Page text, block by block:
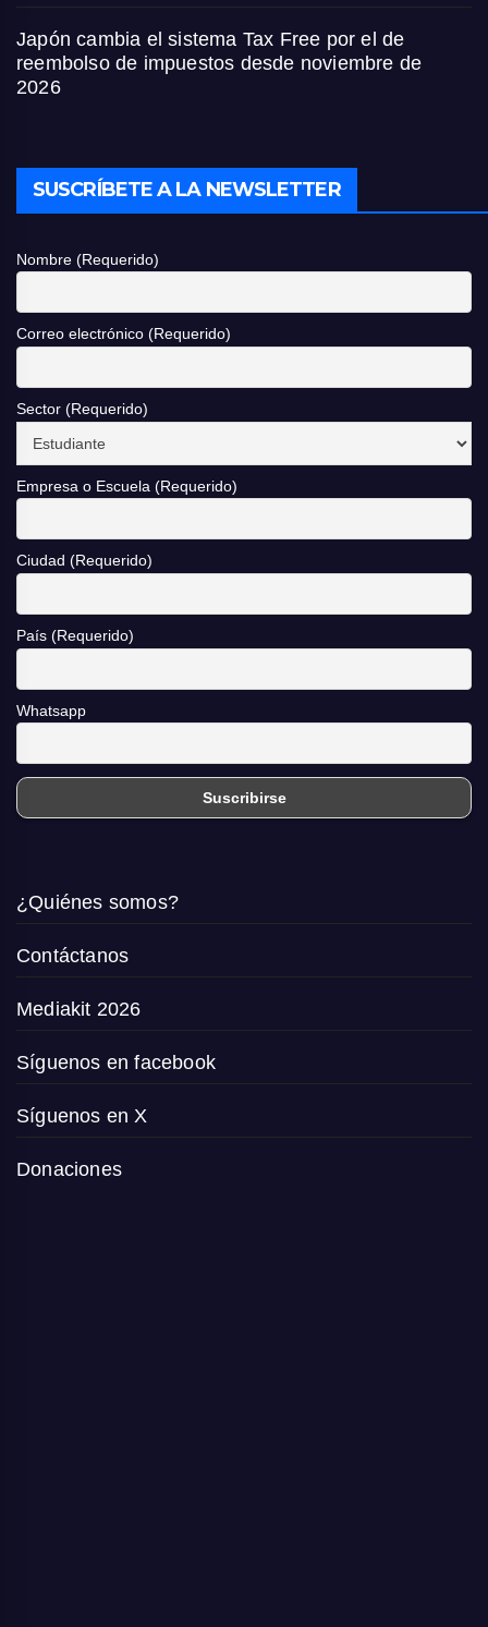
Japón cambia el sistema Tax Free por el de
reembolso de impuestos desde noviembre de
2026
SUSCRÍBETE A LA NEWSLETTER
Nombre (Requerido)
Correo electrónico (Requerido)
Sector (Requerido)
Empresa o Escuela (Requerido)
Ciudad (Requerido)
País (Requerido)
Whatsapp
¿Quiénes somos?
Contáctanos
Mediakit 2026
Síguenos en facebook
Síguenos en X
Donaciones